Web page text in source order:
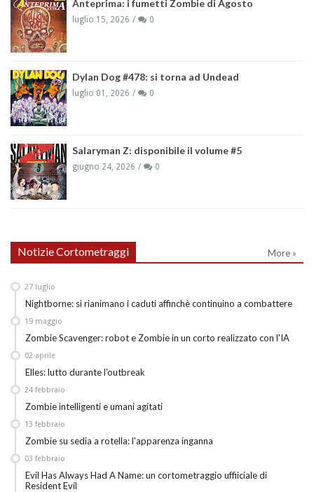
Anteprima: i fumetti Zombie di Agosto
luglio 15, 2026 0
Dylan Dog #478: si torna ad Undead
luglio 01, 2026 0
Salaryman Z: disponibile il volume #5
giugno 24, 2026 0
Notizie Cortometraggi More »
Nightborne: si rianimano i caduti affinchè continuino a combattere
27 luglio
Zombie Scavenger: robot e Zombie in un corto realizzato con l'IA
19 maggio
Elles: lutto durante l'outbreak
02 aprile
Zombie intelligenti e umani agitati
24 febbraio
Zombie su sedia a rotella: l'apparenza inganna
13 febbraio
Evil Has Always Had A Name: un cortometraggio uffiiciale di
Resident Evil
03 febbraio